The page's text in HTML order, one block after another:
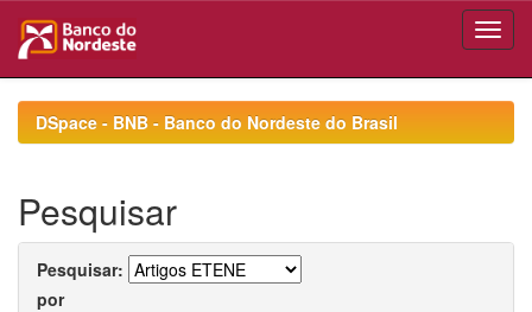
navigationDSpace - BNB - Banco do Nordeste do Brasil
Pesquisar
Pesquisar:
por